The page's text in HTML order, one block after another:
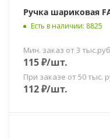
Ручка шариковая
Есть в наличии: 8825
Мин. заказ от 3
115₽/шт.
При заказе от 50 тыс.
112₽/шт.